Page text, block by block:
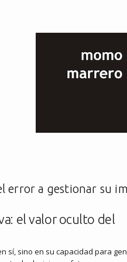
error a gestionar su
el valor oculto del
sí, sino en su capacidad para